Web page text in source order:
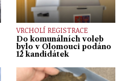
VRCHOLÍ REGISTRACE
Do komunálních voleb
bylo v Olomouci podáno
12 kandidátek